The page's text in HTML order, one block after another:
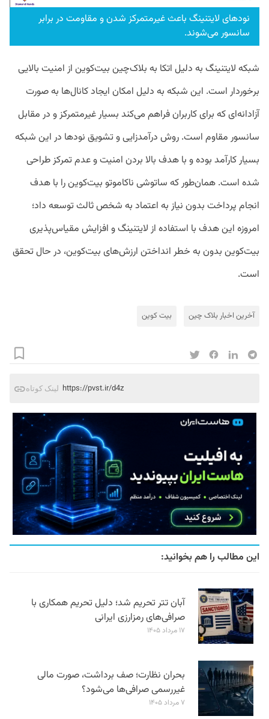
نود‌های لایتنینگ باعث غیرمتمرکز شدن و مقاومت در برابر
سانسور می‌شوند.
شبکه لایتنینگ به دلیل اتکا به بلاک‌چین بیت‌کوین از امنیت بالایی
برخوردار است. این شبکه به دلیل امکان ایجاد کانال‌ها به صورت
آزادانه‌ای که برای کاربران فراهم می‌کند بسیار غیرمتمرکز و در مقابل
سانسور مقاوم است. روش درآمدزایی و تشویق نودها در این شبکه
بسیار کارآمد بوده و با هدف بالا بردن امنیت و عدم تمرکز طراحی
شده است. همان‌طور که ساتوشی ناکاموتو بیت‌کوین را با هدف
انجام پرداخت بدون نیاز به اعتماد به شخص ثالث توسعه داد؛
امروزه این هدف با استفاده از لایتنینگ و افزایش مقیاس‌پذیری
بیت‌کوین بدون به خطر انداختن ارزش‌های بیت‌کوین، در حال تحقق
است.
آخرین اخبار بلاک‌ چین بیت کوین
لینک کوتاه https://pvst.ir/d4z
این مطالب را هم بخوانید:
آبان تتر تحریم شد؛ دلیل تحریم همکاری با
صرافی‌های رمزارزی ایرانی
۱۷ مرداد ۱۴۰۵
بحران نظارت؛ صف برداشت، صورت مالی
غیررسمی صرافی‌ها می‌شود؟
۷ مرداد ۱۴۰۵